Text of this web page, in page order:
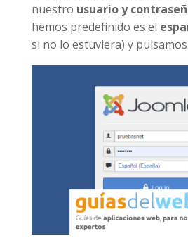
nuestro usuario y
hemos predefinido es el
si no lo estuviera) y